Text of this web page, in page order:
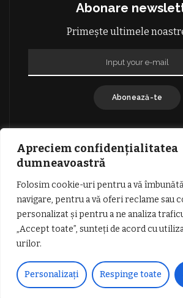
Apreciem confidențialitatea
dumneavoastră
Folosim cookie-uri pentru a vă
navigare, pentru a vă oferi reclame sau
personalizat și pentru a ne analiza
„Accept toate”, sunteți de acord cu
urilor.
Personalizați Respinge toate
Abonare
Primește ultimele
Abonează-te
TERMENI SI CONDITII DE
INFORMATII DESPRE COOKIES
PUBLICITATE
© Copyright Vocea Vâlcii | Toate drepturile
dragoste de1SEO.ro